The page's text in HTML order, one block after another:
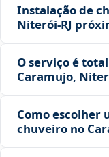
Instalação de
Niterói‑RJ
O serviço é
Caramujo,
Como escolher
chuveiro no